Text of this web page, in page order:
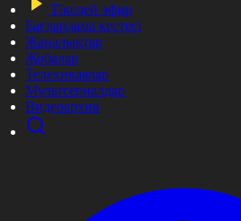
Тікелей эфир
Бағдарлама кестесі
Жаңалықтар
Жобалар
Телехикаялар
Мультсериалдар
Видеоархив